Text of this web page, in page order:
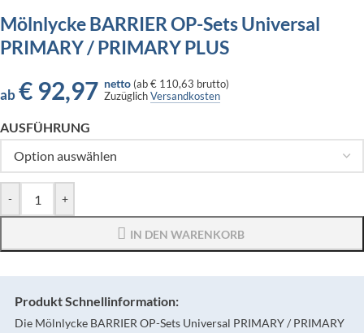
Mölnlycke BARRIER OP-Sets Universal
PRIMARY / PRIMARY PLUS
ab € 92,97 netto (ab€ 110,63 brutto)
ZuzüglichVersandkosten
AUSFÜHRUNG
- +
IN DEN WARENKORB
Produkt Schnellinformation:
Die Mölnlycke BARRIER OP-Sets Universal PRIMARY / PRIMARY